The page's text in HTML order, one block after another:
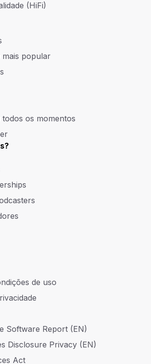
(HiFi)
mais popular
os momentos
de uso
Software Report (EN)
Disclosure Privacy (EN)
Act